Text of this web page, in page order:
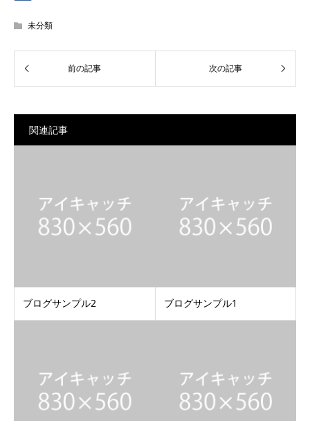
未分類
関連記事
ブログサンプル2 ブログサンプル1